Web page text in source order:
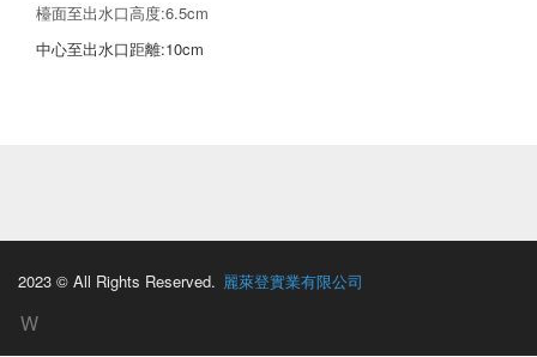
檯面至出水口高度:6.5cm
中心至出水口距離:10cm
2023 © All Rights Reserved. 麗萊登實業有限公司
W